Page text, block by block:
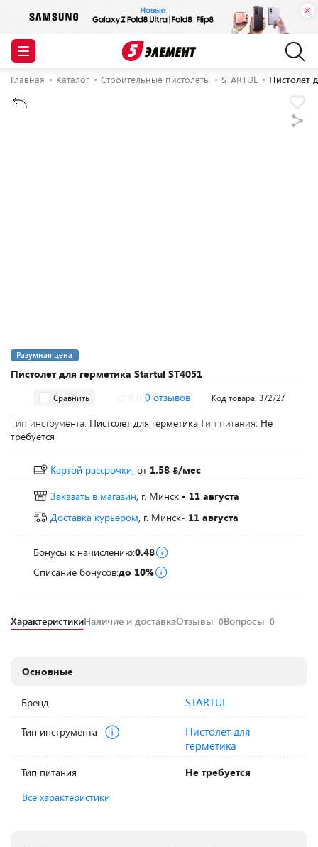
Главная Каталог Строительные пистолеты STARTUL Пистолет
Пистолет для герметика Startul ST4051
Разумная цена
Сравнить 0 отзывов Код товара: 372727
Тип инструмента: Пистолет для герметикаТип питания: Не
требуется
Картой рассрочки, от 1.58
/мес
Заказать в магазин, г. Минск - 11 августа
Доставка курьером, г. Минск- 11 августа
Бонусы к начислению:0.48
Списание бонусов:до 10%
ХарактеристикиНаличие и доставкаОтзывы 0Вопросы 0
Основные
Бренд STARTUL
Тип инструмента
Пистолет для
герметика
Тип питания
Не требуется
Все характеристики